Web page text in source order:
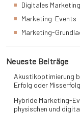
Digitales Marketing
Marketing-Events
Marketing-
Neueste Beiträge
Akustikoptimierung
Erfolg oder
Hybride Marketing-
physischen und